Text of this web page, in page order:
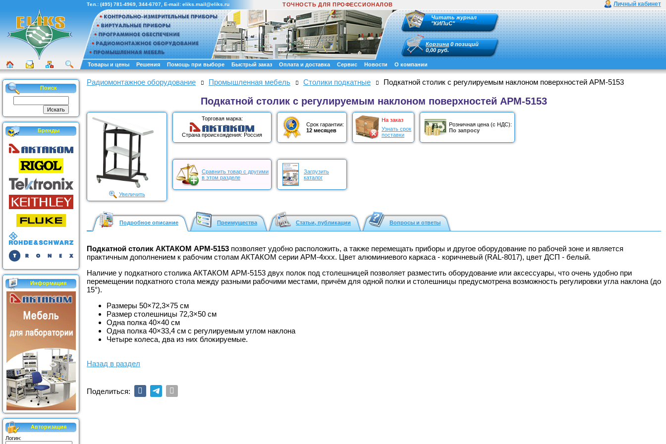
Личный кабинет
Тел.: (495) 781-4969 344-6707 , E-mail: eliks.mail@eliks.ru ТОЧНОСТЬ ДЛЯ ПРОФЕССИОНАЛОВ
Читать журнал
"КИПиС"
Корзина 0 позиций
0,00 руб.
Товары и цены Решения Помощь при выборе Быстрый заказ Оплата и доставка Сервис Новости О компании
Поиск
Бренды
Информация
Авторизация
Логин:
Радиомонтажное оборудование Промышленная мебель Столики подкатные Подкатной столик с регулируемым наклоном поверхностей АРМ-5153
Подкатной столик с регулируемым наклоном поверхностей АРМ-5153
Увеличить
Торговая марка:
Страна происхождения: Россия
Срок гарантии:
12 месяцев
На заказ
Узнать срок
поставки
Розничная цена (с НДС):
По запросу
Сравнить товар с другими
в этом разделе
Загрузить
каталог
Подробное описание Преимущества Статьи, публикации Вопросы и ответы
Подкатной столик АКТАКОМ АРМ-5153 позволяет удобно расположить, а также перемещать приборы и другое оборудование по рабочей зоне и является
практичным дополнением к рабочим столам АКТАКОМ серии АРМ-4ххх. Цвет алюминиевого каркаса - коричневый (RAL-8017), цвет ДСП - белый.
Наличие у подкатного столика АКТАКОМ АРМ-5153 двух полок под столешницей позволяет разместить оборудование или аксессуары, что очень удобно при
перемещении подкатного стола между разными рабочими местами, причём для одной полки и столешницы предусмотрена возможность регулировки угла наклона (до
15°).
Размеры 50×72,3×75 см
Размер столешницы 72,3×50 см
Одна полка 40×40 см
Одна полка 40×33,4 см с регулируемым углом наклона
Четыре колеса, два из них блокируемые.
Назад в раздел
Поделиться: